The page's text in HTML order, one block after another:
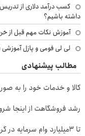
کسب درآمد دلاری از تدریس
داشته باشیم؟
آموزش نکات مهم قبل از
لی لی فومی و پازل
مطالب پیشنهادی
کالا و خدمات خود را به
رشد فروشگاهت از اینجا
تا 3میلیارد وام سرمایه در گردش فروشندگان => فروشگاهت رو ثبت کن